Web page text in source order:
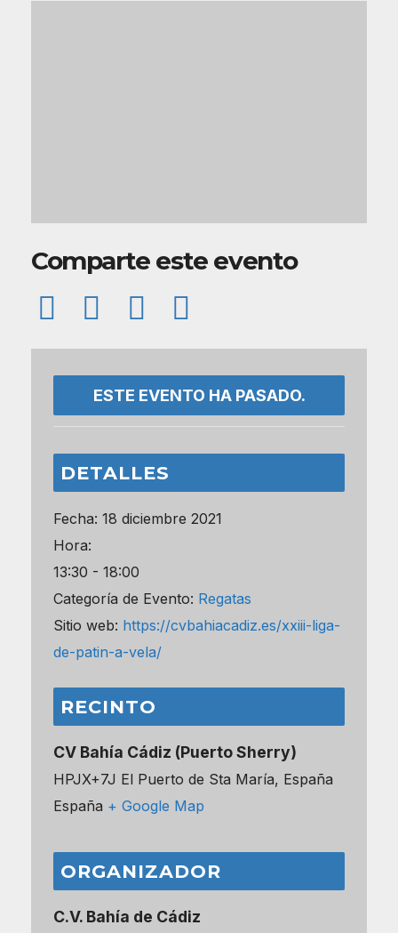
Comparte este evento
ESTE EVENTO HA PASADO.
DETALLES
Fecha: 18 diciembre 2021
Hora:
13:30 - 18:00
Categoría de Evento: Regatas
Sitio web: https://cvbahiacadiz.es/xxiii-liga-
de-patin-a-vela/
RECINTO
CV Bahía Cádiz (Puerto Sherry)
HPJX+7J El Puerto de Sta María, España
España + Google Map
ORGANIZADOR
C.V. Bahía de Cádiz